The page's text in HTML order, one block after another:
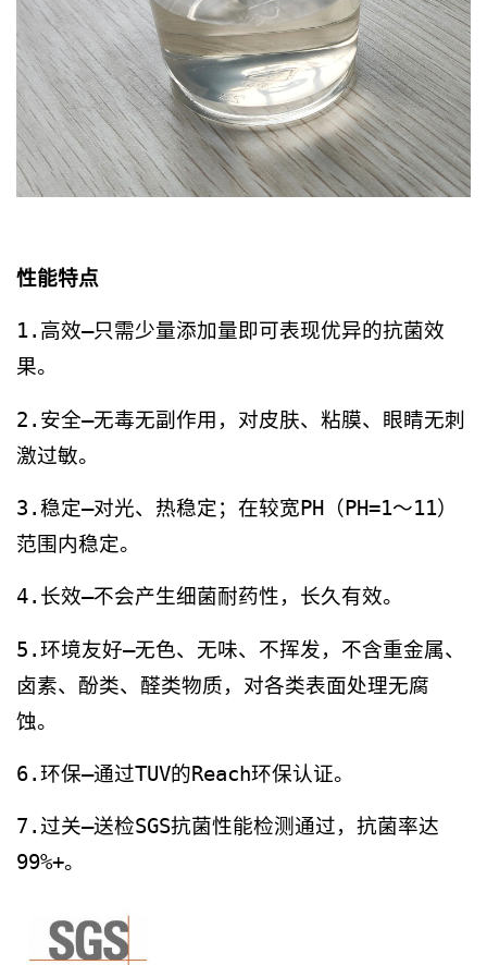
性能特点
1.高效—只需少量添加量即可表现优异的抗菌效
果。
2.安全—无毒无副作用，对皮肤、粘膜、眼睛无刺
激过敏。
3.稳定—对光、热稳定；在较宽PH（PH=1～11）
范围内稳定。
4.长效—不会产生细菌耐药性，长久有效。
5.环境友好—无色、无味、不挥发，不含重金属、
卤素、酚类、醛类物质，对各类表面处理无腐
蚀。
6.环保—通过TUV的Reach环保认证。
7.过关—送检SGS抗菌性能检测通过，抗菌率达
99%+。